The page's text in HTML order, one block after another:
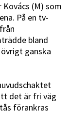
(M) som
På en tv-
bland
ganska
det är fri väg
förankras